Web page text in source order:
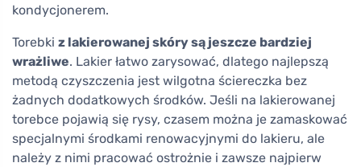
kondycjonerem.
Torebki z lakierowanej skóry są jeszcze bardziej
wrażliwe. Lakier łatwo zarysować, dlatego najlepszą
metodą czyszczenia jest wilgotna ściereczka bez
żadnych dodatkowych środków. Jeśli na lakierowanej
torebce pojawią się rysy, czasem można je zamaskować
specjalnymi środkami renowacyjnymi do lakieru, ale
należy z nimi pracować ostrożnie i zawsze najpierw